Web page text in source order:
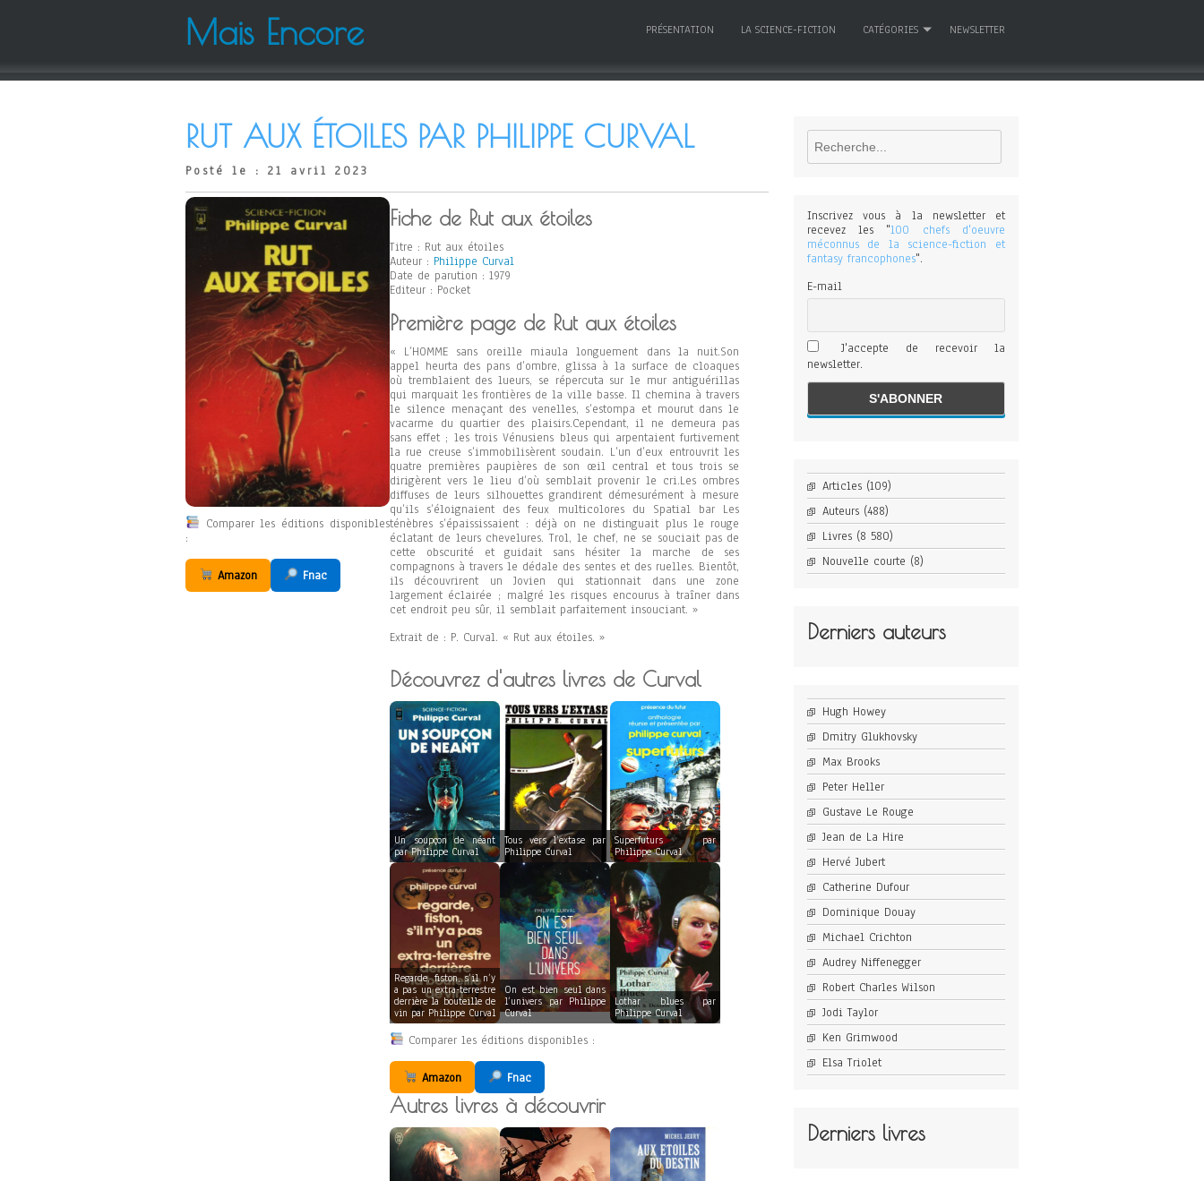
Mais Encore PRÉSENTATION LA SCIENCE-FICTION CATÉGORIES NEWSLETTER
RUT AUX ÉTOILES PAR PHILIPPE CURVAL
Posté le : 21 avril 2023
Comparer les éditions disponibles
:
Amazon Fnac
Fiche de Rut aux étoiles
Titre : Rut aux étoiles
Auteur : Philippe Curval
Date de parution : 1979
Editeur : Pocket
Première page de Rut aux étoiles
« L’HOMME sans oreille miaula longuement dans la nuit.Son
appel heurta des pans d’ombre, glissa à la surface de cloaques
où tremblaient des lueurs, se répercuta sur le mur antiguérillas
qui marquait les frontières de la ville basse. Il chemina à travers
le silence menaçant des venelles, s’estompa et mourut dans le
vacarme du quartier des plaisirs.Cependant, il ne demeura pas
sans effet ; les trois Vénusiens bleus qui arpentaient furtivement
la rue creuse s’immobilisèrent soudain. L’un d’eux entrouvrit les
quatre premières paupières de son œil central et tous trois se
dirigèrent vers le lieu d’où semblait provenir le cri.Les ombres
diffuses de leurs silhouettes grandirent démesurément à mesure
qu’ils s’éloignaient des feux multicolores du Spatial bar Les
ténèbres s’épaississaient : déjà on ne distinguait plus le rouge
éclatant de leurs chevelures. Trol, le chef, ne se souciait pas de
cette obscurité et guidait sans hésiter la marche de ses
compagnons à travers le dédale des sentes et des ruelles. Bientôt,
ils découvrirent un Jovien qui stationnait dans une zone
largement éclairée ; malgré les risques encourus à traîner dans
cet endroit peu sûr, il semblait parfaitement insouciant. »
Extrait de : P. Curval. « Rut aux étoiles. »
Découvrez d'autres livres de Curval
Un soupçon de néant
par Philippe Curval
Tous vers l’extase par
Philippe Curval
Superfuturs par
Philippe Curval
Regarde, fiston, s’il n’y
a pas un extra-terrestre
derrière la bouteille de
vin par Philippe Curval
On est bien seul dans
l’univers par Philippe
Curval
Lothar blues par
Philippe Curval
Comparer les éditions disponibles :
Amazon Fnac
Autres livres à découvrir
Rechercher
Inscrivez vous à la newsletter et
recevez les "100 chefs d'oeuvre
méconnus de la science-fiction et
fantasy francophones".
E-mail
J'accepte de recevoir la
newsletter.
Articles(109)
Auteurs(488)
Livres(8 580)
Nouvelle courte (8)
Derniers auteurs
Hugh Howey
Dmitry Glukhovsky
Max Brooks
Peter Heller
Gustave Le Rouge
Jean de La Hire
Hervé Jubert
Catherine Dufour
Dominique Douay
Michael Crichton
Audrey Niffenegger
Robert Charles Wilson
Jodi Taylor
Ken Grimwood
Elsa Triolet
Derniers livres